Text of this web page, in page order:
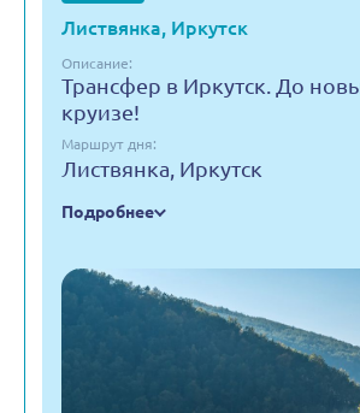
Листвянка, Иркутск
Описание:
Трансфер в Иркутск. До
круизе!
Маршрут дня:
Листвянка, Иркутск
Подробнее